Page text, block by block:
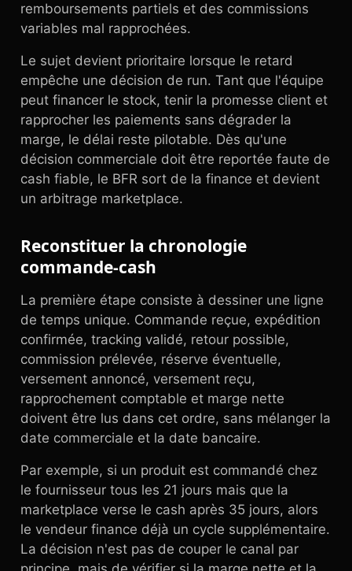
remboursements partiels et des commissions
variables mal rapprochées.
Le sujet devient prioritaire lorsque le retard
empêche une décision de run. Tant que l'équipe
peut financer le stock, tenir la promesse client et
rapprocher les paiements sans dégrader la
marge, le délai reste pilotable. Dès qu'une
décision commerciale doit être reportée faute de
cash fiable, le BFR sort de la finance et devient
un arbitrage marketplace.
Reconstituer la chronologie
commande-cash
La première étape consiste à dessiner une ligne
de temps unique. Commande reçue, expédition
confirmée, tracking validé, retour possible,
commission prélevée, réserve éventuelle,
versement annoncé, versement reçu,
rapprochement comptable et marge nette
doivent être lus dans cet ordre, sans mélanger la
date commerciale et la date bancaire.
Par exemple, si un produit est commandé chez
le fournisseur tous les 21 jours mais que la
marketplace verse le cash après 35 jours, alors
le vendeur finance déjà un cycle supplémentaire.
La décision n'est pas de couper le canal par